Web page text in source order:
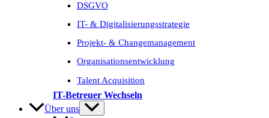
DSGVO
IT- & Digitalisierungs­strategie
Projekt- & Change­management
Organisations­entwicklung
Talent Acquisition
IT-Betreuer Wechseln
Über uns